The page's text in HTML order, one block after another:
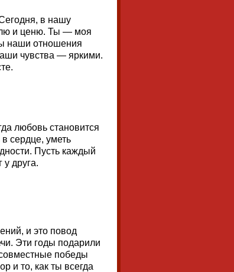
в нашу
и ценю. Ты — моя
наши отношения
чувства — яркими.
любовь становится
сердце, уметь
Пусть каждый
у друга.
и это повод
Эти годы подарили
победы
и то, как ты всегда